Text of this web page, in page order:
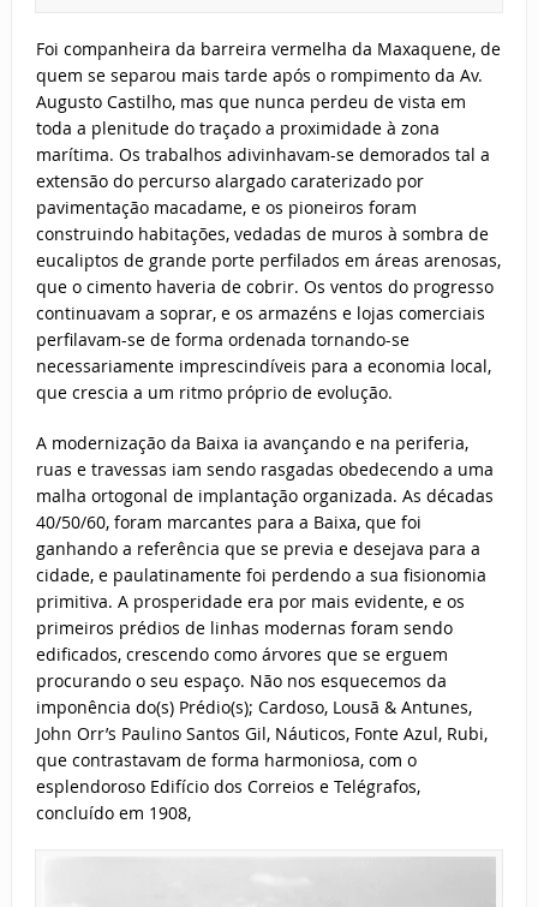
Foi companheira da barreira vermelha da Maxaquene, de
quem se separou mais tarde após o rompimento da Av.
Augusto Castilho, mas que nunca perdeu de vista em
toda a plenitude do traçado a proximidade à zona
marítima. Os trabalhos adivinhavam-se demorados tal a
extensão do percurso alargado caraterizado por
pavimentação macadame, e os pioneiros foram
construindo habitações, vedadas de muros à sombra de
eucaliptos de grande porte perfilados em áreas arenosas,
que o cimento haveria de cobrir. Os ventos do progresso
continuavam a soprar, e os armazéns e lojas comerciais
perfilavam-se de forma ordenada tornando-se
necessariamente imprescindíveis para a economia local,
que crescia a um ritmo próprio de evolução.
A modernização da Baixa ia avançando e na periferia,
ruas e travessas iam sendo rasgadas obedecendo a uma
malha ortogonal de implantação organizada. As décadas
40/50/60, foram marcantes para a Baixa, que foi
ganhando a referência que se previa e desejava para a
cidade, e paulatinamente foi perdendo a sua fisionomia
primitiva. A prosperidade era por mais evidente, e os
primeiros prédios de linhas modernas foram sendo
edificados, crescendo como árvores que se erguem
procurando o seu espaço. Não nos esquecemos da
imponência do(s) Prédio(s); Cardoso, Lousã & Antunes,
John Orr’s Paulino Santos Gil, Náuticos, Fonte Azul, Rubi,
que contrastavam de forma harmoniosa, com o
esplendoroso Edifício dos Correios e Telégrafos,
concluído em 1908,